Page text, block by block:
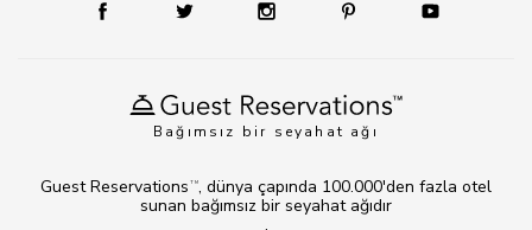
Bağımsız bir seyahat ağı
Guest Reservations TM, dünya çapında 100.000'den fazla otel
sunan bağımsız bir seyahat ağıdır
.